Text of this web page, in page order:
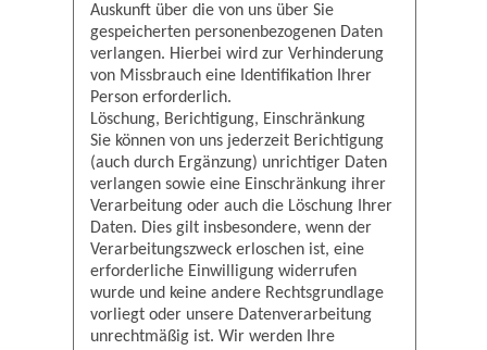
Auskunft über die von uns über Sie
gespeicherten personenbezogenen Daten
verlangen. Hierbei wird zur Verhinderung
von Missbrauch eine Identifikation Ihrer
Person erforderlich.
Löschung, Berichtigung, Einschränkung
Sie können von uns jederzeit Berichtigung
(auch durch Ergänzung) unrichtiger Daten
verlangen sowie eine Einschränkung ihrer
Verarbeitung oder auch die Löschung Ihrer
Daten. Dies gilt insbesondere, wenn der
Verarbeitungszweck erloschen ist, eine
erforderliche Einwilligung widerrufen
wurde und keine andere Rechtsgrundlage
vorliegt oder unsere Datenverarbeitung
unrechtmäßig ist. Wir werden Ihre